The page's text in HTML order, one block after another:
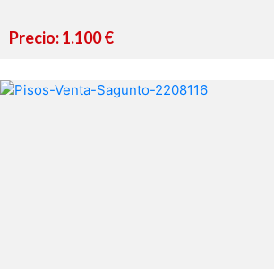
* En nuestra agencia contamos
Comunitat Valenciana (Número de
Precio: 1.100 €